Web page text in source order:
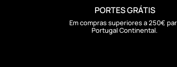
PORTES GRÁTIS
Em compras superiores a 250€
Portugal Continental.